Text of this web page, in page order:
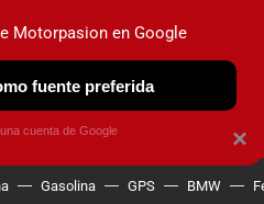
OBSERVATORIO
Gasolina GPS BMW
×
Motorpasion en Google
fuente preferida
cuenta de Google